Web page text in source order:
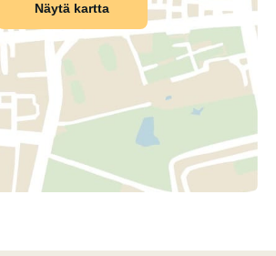
Näytä kartta